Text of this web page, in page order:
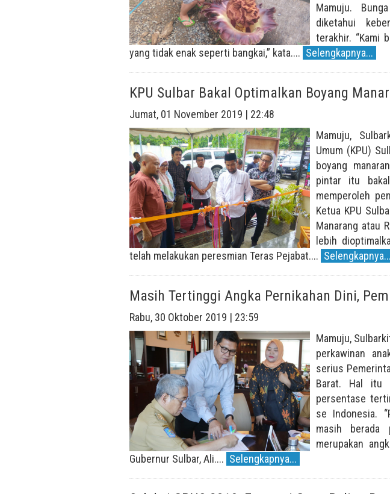
Mamuju.
diketahui
terakhir. “Kami
yang tidak enak seperti bangkai,” kata.... Selengkapnya...
KPU Sulbar Bakal Optimalkan Boyang
Jumat, 01 November 2019 | 22:48
Mamuju,
Umum (KPU)
boyang
pintar itu
memperoleh
Ketua KPU
Manarang atau
lebih
telah melakukan peresmian Teras Pejabat.... Selengkapnya...
Masih Tertinggi Angka Pernikahan Dini,
Rabu, 30 Oktober 2019 | 23:59
Mamuju,
perkawinan
serius
Barat. Hal itu
persentase
se Indonesia.
masih berada
merupakan
Gubernur Sulbar, Ali.... Selengkapnya...